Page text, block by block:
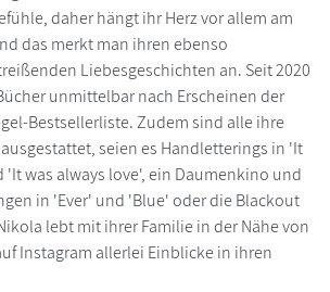
daher hängt ihr Herz vor allem am
das merkt man ihren ebenso
Liebesgeschichten an. Seit 2020
unmittelbar nach Erscheinen der
Bestsellerliste. Zudem sind alle ihre
seien es Handletterings in 'It
'It was always love', ein Daumenkino und
in 'Ever' und 'Blue' oder die Blackout
lebt mit ihrer Familie in der Nähe von
Instagram allerlei Einblicke in ihren